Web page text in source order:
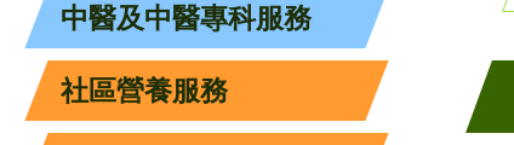
中醫及中醫專科服務
社區營養服務